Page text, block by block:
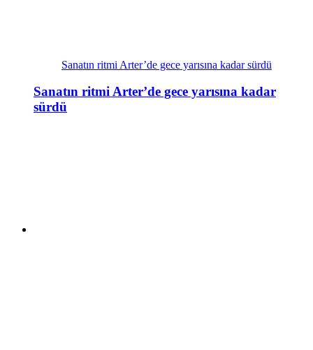
Sanatın ritmi Arter’de gece yarısına kadar sürdü
Sanatın ritmi Arter’de gece yarısına kadar
sürdü